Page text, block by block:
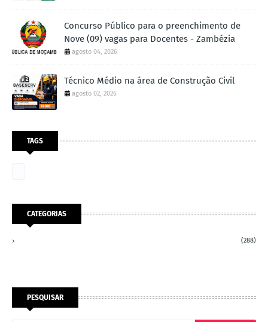
Concurso Público para o preenchimento de
Nove (09) vagas para Docentes - Zambézia
agosto 04, 2026
Técnico Médio na área de Construção Civil
agosto 02, 2026
TAGS
CATEGORIAS
(288)
PESQUISAR